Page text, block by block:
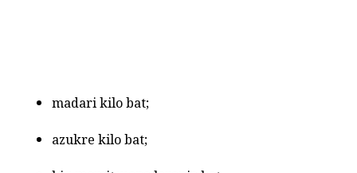
madari kilo bat;
azukre kilo bat;